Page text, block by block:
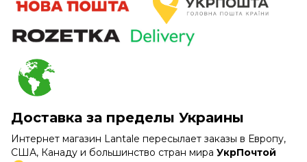
Доставка за пределы Украины
Интернет магазин Lantale пересылает заказы в Европу,
США, Канаду и большинство стран мира УкрПочтой